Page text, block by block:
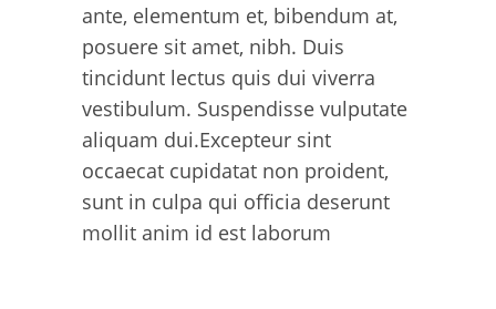
ante, elementum et, bibendum at,
posuere sit amet, nibh. Duis
tincidunt lectus quis dui viverra
vestibulum. Suspendisse vulputate
aliquam dui.Excepteur sint
occaecat cupidatat non proident,
sunt in culpa qui officia deserunt
mollit anim id est laborum